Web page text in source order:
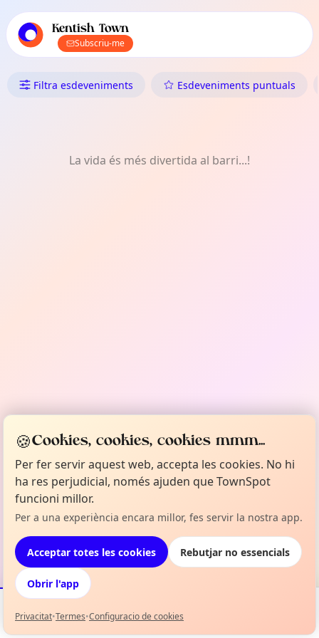
d'esdeveniments locals de TownSpot
Kentish Town
Subscriu-me
Què Fer a Kentish Town:
Filtra esdeveniments Esdeveniments puntuals
La vida és més divertida al barri...!
Esdeveniments Mapa La meva selecció
🍪Cookies, cookies, cookies mmm...
Per fer servir aquest web, accepta les cookies. No hi
ha res perjudicial, només ajuden que TownSpot
funcioni millor.
Per a una experiència encara millor, fes servir la nostra app.
Acceptar totes les cookies Rebutjar no essencials
Obrir l'app
Privacitat•Termes•Configuracio de cookies